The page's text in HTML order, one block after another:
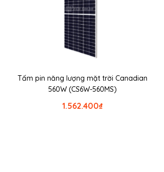
Tấm pin năng lượng mặt trời Canadian
560W (CS6W-560MS)
₫
1.562.400